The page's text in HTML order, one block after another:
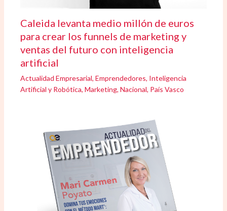
Caleida levanta medio millón de euros
para crear los funnels de marketing y
ventas del futuro con inteligencia
artificial
Actualidad Empresarial,Emprendedores, Inteligencia
Artificial y Robótica,Marketing,Nacional, País Vasco